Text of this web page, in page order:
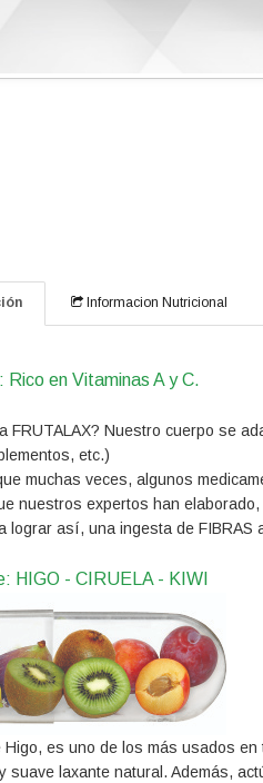
Informacion Nutricional
Rico en Vitaminas A y C.
FRUTALAX? Nuestro cuerpo se
etc.)
muchas veces, algunos
nuestros expertos han
lograr así, una ingesta de FIBRAS
HIGO - CIRUELA - KIWI
Higo, es uno de los más usados
suave laxante natural. Además,